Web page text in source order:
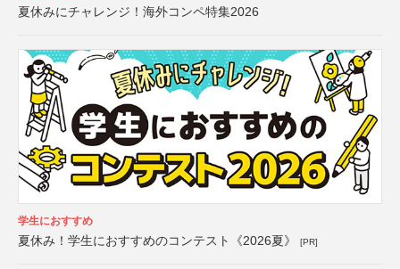
夏休みにチャレンジ！海外コンペ特集2026
学生におすすめ
夏休み！学生におすすめのコンテスト《2026夏》 [PR]